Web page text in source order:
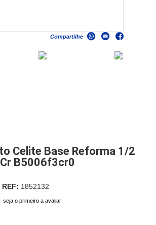
Compartilhe
Celite Base Reforma 1/2
B5006f3cr0
1852132
seja o primeiro a avaliar